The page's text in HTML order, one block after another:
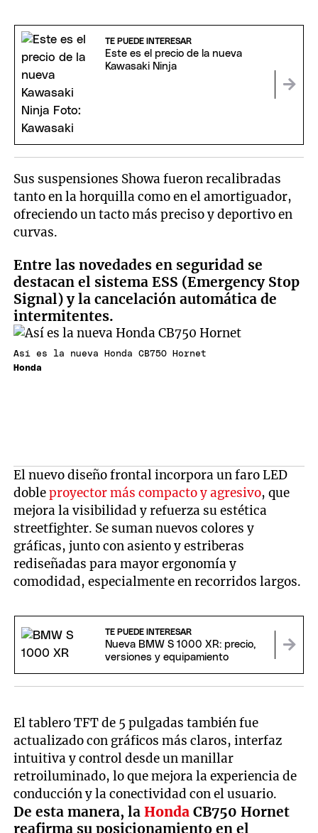
TE PUEDE INTERESAR
Este es el precio de la nueva
Kawasaki Ninja
Sus suspensiones Showa fueron recalibradas
tanto en la horquilla como en el amortiguador,
ofreciendo un tacto más preciso y deportivo en
curvas.
Entre las novedades en seguridad se
destacan el sistema ESS (Emergency Stop
Signal) y la cancelación automática de
intermitentes.
Así es la nueva Honda CB750 Hornet
Honda
El nuevo diseño frontal incorpora un faro LED
dobleproyector más compacto y agresivo, que
mejora la visibilidad y refuerza su estética
streetfighter. Se suman nuevos colores y
gráficas, junto con asiento y estriberas
rediseñadas para mayor ergonomía y
comodidad, especialmente en recorridos largos.
TE PUEDE INTERESAR
Nueva BMW S 1000 XR: precio,
versiones y equipamiento
El tablero TFT de 5 pulgadas también fue
actualizado con gráficos más claros, interfaz
intuitiva y control desde un manillar
retroiluminado, lo que mejora la experiencia de
conducción y la conectividad con el usuario.
De esta manera, laHonda CB750 Hornet
reafirma su posicionamiento en el